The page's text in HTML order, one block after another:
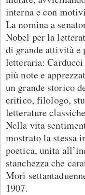
interna e con
La nomina a
Nobel per la
di grande attività
letteraria:
più note e
un grande storico
critico, filologo,
letterature
Nella vita
mostrato la stessa
poetica, unita
stanchezza che
Morì
1907.